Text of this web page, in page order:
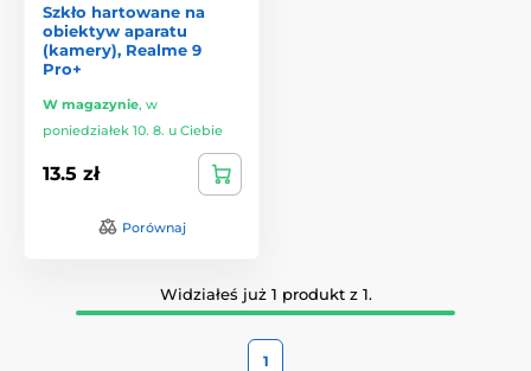
Szkło hartowane na
obiektyw aparatu
(kamery), Realme 9
Pro+
W magazynie, w
poniedziałek 10. 8. u Ciebie
13.5 zł
Porównaj
Widziałeś już 1 produkt z 1.
1